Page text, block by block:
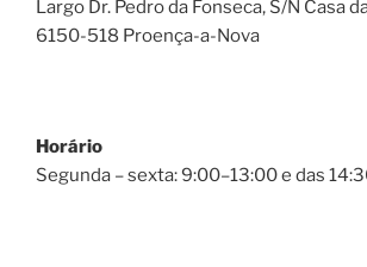
Largo Dr. Pedro da Fonseca, S/N Casa
6150-518 Proença-a-Nova
Horário
Segunda – sexta: 9:00–13:00 e das